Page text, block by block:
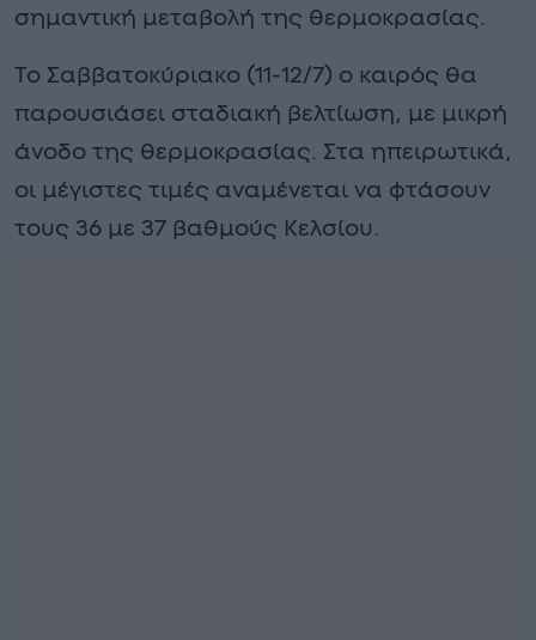
σημαντική μεταβολή της θερμοκρασίας.
Το Σαββατοκύριακο (11-12/7) ο καιρός θα
παρουσιάσει σταδιακή βελτίωση, με μικρή
άνοδο της θερμοκρασίας. Στα ηπειρωτικά,
οι μέγιστες τιμές αναμένεται να φτάσουν
τους 36 με 37 βαθμούς Κελσίου.